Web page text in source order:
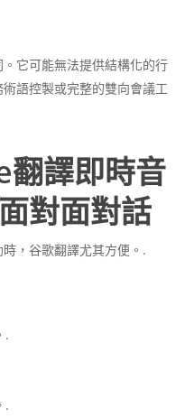
它可能無法提供結構化的行
語控製或完整的雙向會議工
翻譯即時音
對面對話
，谷歌翻譯尤其方便。.
.
.